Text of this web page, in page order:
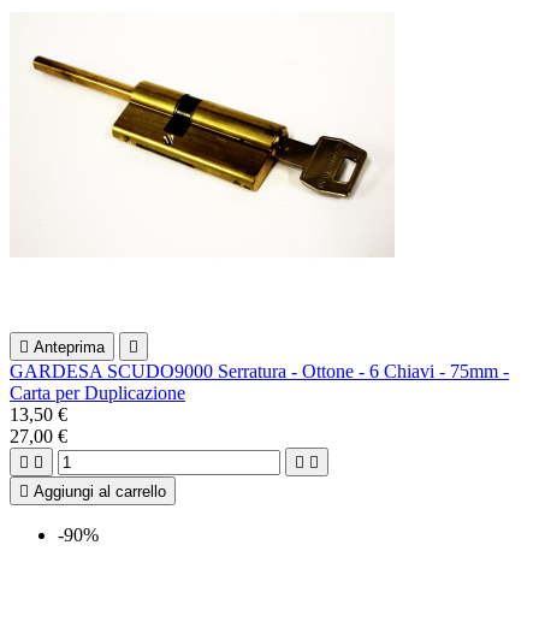
 Anteprima 
GARDESA SCUDO9000 Serratura - Ottone - 6 Chiavi - 75mm -
Carta per Duplicazione
13,50 €
27,00 €
   
 Aggiungi al carrello
-90%